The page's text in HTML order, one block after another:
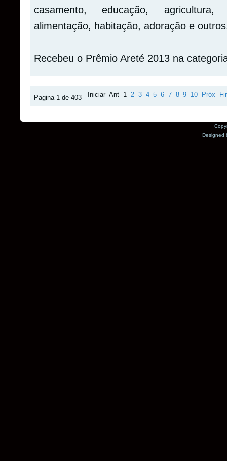
casamento, educação, agricultura,
alimentação, habitação, adoração e
Recebeu o Prêmio Areté 2013 na
Pagina 1 de 403 Iniciar Ant 1 2 3 4 5 6 7 8 9 10 Próx
Designed